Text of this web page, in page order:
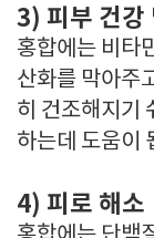
3) 피부 건강
홍합에는 비타
산화를 막아주
히 건조해지기
하는데 도움이
4) 피로 해소